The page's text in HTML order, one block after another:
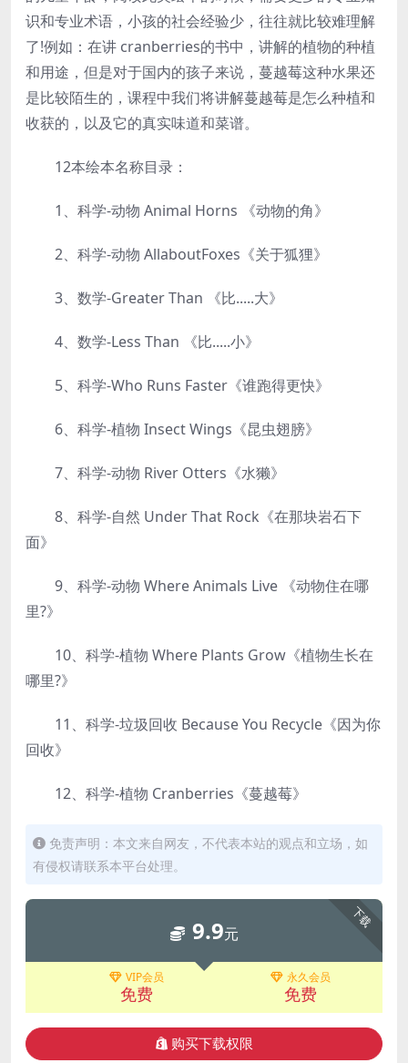
识和专业术语，小孩的社会经验少，往往就比较难理解
了!例如：在讲 cranberries的书中，讲解的植物的种植
和用途，但是对于国内的孩子来说，蔓越莓这种水果还
是比较陌生的，课程中我们将讲解蔓越莓是怎么种植和
收获的，以及它的真实味道和菜谱。
12本绘本名称目录：
1、科学-动物 Animal Horns 《动物的角》
2、科学-动物 AllaboutFoxes《关于狐狸》
3、数学-Greater Than 《比.....大》
4、数学-Less Than 《比.....小》
5、科学-Who Runs Faster《谁跑得更快》
6、科学-植物 Insect Wings《昆虫翅膀》
7、科学-动物 River Otters《水獭》
8、科学-自然 Under That Rock《在那块岩石下
面》
9、科学-动物 Where Animals Live 《动物住在哪
里?》
10、科学-植物 Where Plants Grow《植物生长在
哪里?》
11、科学-垃圾回收 Because You Recycle《因为你
回收》
12、科学-植物 Cranberries《蔓越莓》
免责声明：本文来自网友，不代表本站的观点和立场，如
有侵权请联系本平台处理。
下载
9.9元
VIP会员
免费
永久会员
免费
购买下载权限